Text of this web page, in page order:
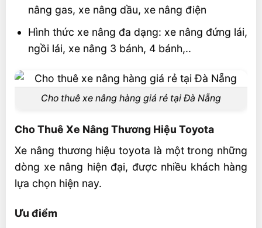
nâng gas, xe nâng dầu, xe nâng điện
Hình thức xe nâng đa dạng: xe nâng đứng lái,
ngồi lái, xe nâng 3 bánh, 4 bánh,..
Cho thuê xe nâng hàng giá rẻ tại Đà Nẵng
Cho Thuê Xe Nâng Thương Hiệu Toyota
Xe nâng thương hiệu toyota là một trong những
dòng xe nâng hiện đại, được nhiều khách hàng
lựa chọn hiện nay.
Ưu điểm